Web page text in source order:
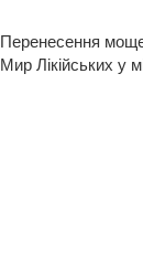
Перенесення
Мир Лікійських у